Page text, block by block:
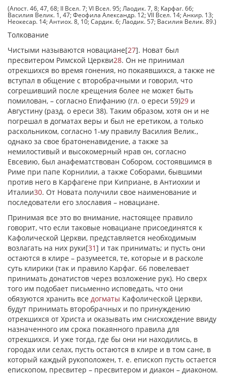
(Апост. 46, 47, 68; II Всел. 7; VI Всел. 95; Лаодик. 7, 8; Карфаг. 66;
Василия Велик. 1, 47; Феофила Александр. 12; VII Всел. 14; Анкир. 13;
Неокесар. 14; Антиох. 8, 10; Сардик. 6; Лаодик. 57; Василия Велик. 89.)
Толкование
Чистыми называются новациане[27]. Новат был
пресвитером Римской Церкви28. Он не принимал
отрекшихся во время гонения, но покаявшихся, а также не
вступал в общение с второбрачными и говорил, что
согрешивший после крещения более не может быть
помилован, – согласно Епифанию (гл. о ереси 59)29 и
Августину (разд. о ереси 38). Таким образом, хотя он и не
погрешал в догматах веры и был не еретиком, а только
раскольником, согласно 1-му правилу Василия Велик.,
однако за свое братоненавидение, а также за
немилостивый и высокомерный нрав он, согласно
Евсевию, был анафематствован Собором, состоявшимся в
Риме при папе Корнилии, а также Соборами, бывшими
против него в Карфагене при Киприане, в Антиохии и
Италии30. От Новата получили свое наименование и
последователи его злославия – новациане.
Принимая все это во внимание, настоящее правило
говорит, что если таковые новациане присоединятся к
Кафолической Церкви, представляется необходимым
возлагать на них руки[31] и так принимать; и пусть они
остаются в клире – разумеется, те, которые и в расколе
суть клирики (так и правило Карфаг. 66 повелевает
принимать донатистов через возложение рук). Но сверх
того им подобает письменно исповедать, что они
обязуются хранить все догматы Кафолической Церкви,
будут принимать второбрачных и по принуждению
отрекшихся от Христа и оказывать им снисхождение ввиду
назначенного им срока покаянного правила для
отрекшихся. И уже тогда, где бы они ни находились, в
городах или селах, пусть остаются в клире и в том сане, в
который каждый рукоположен, т. е. епископ пусть остается
епископом, пресвитер – пресвитером и диакон – диаконом.